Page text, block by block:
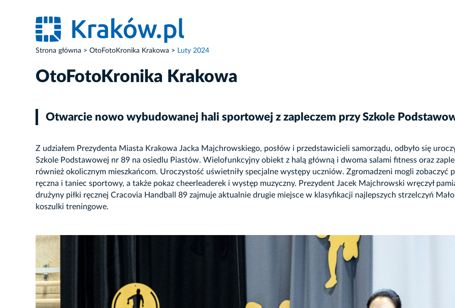
Strona główna OtoFotoKronika Krakowa Luty 2024
OtoFotoKronika Krakowa
Otwarcie nowo wybudowanej hali sportowej z zapleczem przy Szkole
Z udziałem Prezydenta Miasta Krakowa Jacka Majchrowskiego, posłów i przedstawicieli samorządu, odbyło się
Szkole Podstawowej nr 89 na osiedlu Piastów. Wielofunkcyjny obiekt z halą główną i dwoma salami fitness oraz
również okolicznym mieszkańcom. Uroczystość uświetniły specjalne występy uczniów. Zgromadzeni mogli zobaczyć
ręczna i taniec sportowy, a także pokaz cheerleaderek i występ muzyczny. Prezydent Jacek Majchrowski wręczył
drużyny piłki ręcznej Cracovia Handball 89 zajmuje aktualnie drugie miejsce w klasyfikacji najlepszych strzelczyń
koszulki treningowe.